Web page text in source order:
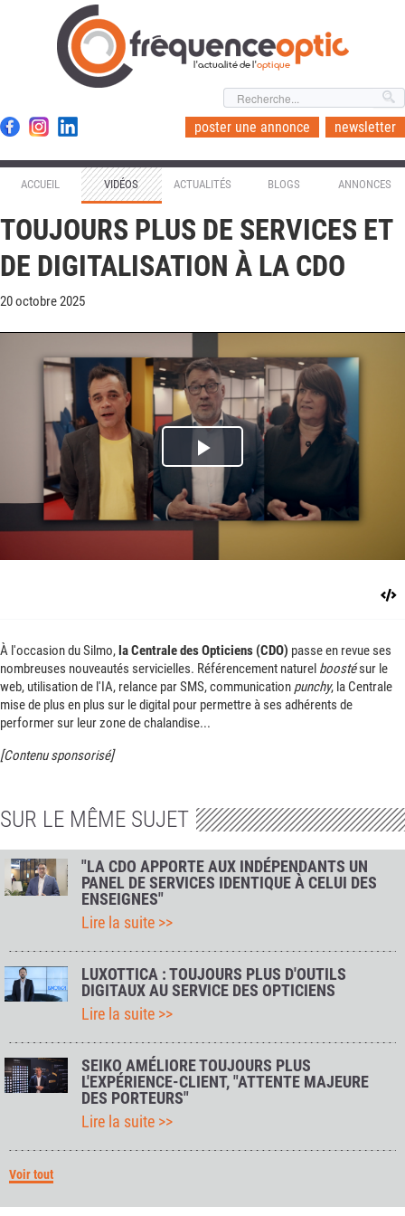
l'actualité de l'optique
poster une annonce newsletter
ACCUEIL VIDÉOS ACTUALITÉS BLOGS ANNONCES
TOUJOURS PLUS DE SERVICES ET
DE DIGITALISATION À LA CDO
20 octobre 2025
Play
Video
À l'occasion du Silmo,la Centrale des Opticiens (CDO) passe en revue ses
nombreuses nouveautés servicielles. Référencement naturel boostésur le
web, utilisation de l'IA, relance par SMS, communication punchy, la Centrale
mise de plus en plus sur le digital pour permettre à ses adhérents de
performer sur leur zone de chalandise...
[Contenu sponsorisé]
SUR LE MÊME SUJET
"LA CDO APPORTE AUX INDÉPENDANTS UN
PANEL DE SERVICES IDENTIQUE À CELUI DES
ENSEIGNES"
Lire la suite >>
LUXOTTICA : TOUJOURS PLUS D'OUTILS
DIGITAUX AU SERVICE DES OPTICIENS
Lire la suite >>
SEIKO AMÉLIORE TOUJOURS PLUS
L'EXPÉRIENCE-CLIENT, "ATTENTE MAJEURE
DES PORTEURS"
Lire la suite >>
Voir tout